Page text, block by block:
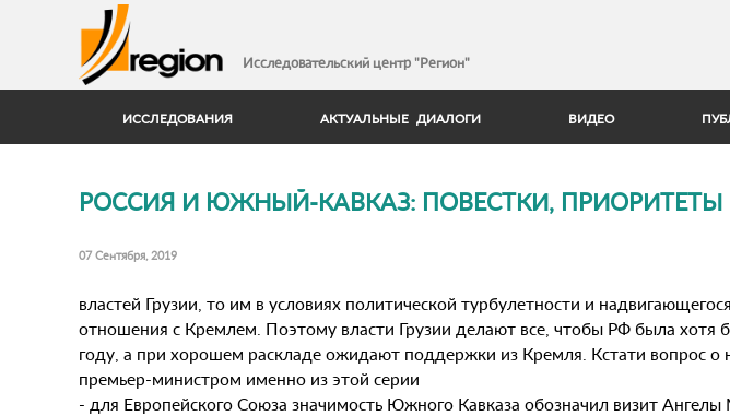
Исследовательский центр "Регион"
ИССЛЕДОВАНИЯ АКТУАЛЬНЫЕ ДИАЛОГИ ВИДЕО
РОССИЯ И ЮЖНЫЙ-КАВКАЗ: ПОВЕСТКИ, ПРИОРИТЕТЫ И
07 Сентября, 2019
властей Грузии, то им в условиях политической турбулетности и
отношения с Кремлем. Поэтому власти Грузии делают все, чтобы РФ была хотя
году, а при хорошем раскладе ожидают поддержки из Кремля. Кстати вопрос о
премьер-министром именно из этой серии
- для Европейского Союза значимость Южного Кавказа обозначил визит